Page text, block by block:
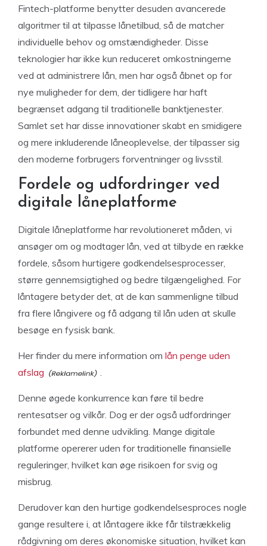
Fintech-platforme benytter desuden avancerede
algoritmer til at tilpasse lånetilbud, så de matcher
individuelle behov og omstændigheder. Disse
teknologier har ikke kun reduceret omkostningerne
ved at administrere lån, men har også åbnet op for
nye muligheder for dem, der tidligere har haft
begrænset adgang til traditionelle banktjenester.
Samlet set har disse innovationer skabt en smidigere
og mere inkluderende låneoplevelse, der tilpasser sig
den moderne forbrugers forventninger og livsstil.
Fordele og udfordringer ved
digitale låneplatforme
Digitale låneplatforme har revolutioneret måden, vi
ansøger om og modtager lån, ved at tilbyde en række
fordele, såsom hurtigere godkendelsesprocesser,
større gennemsigtighed og bedre tilgængelighed. For
låntagere betyder det, at de kan sammenligne tilbud
fra flere långivere og få adgang til lån uden at skulle
besøge en fysisk bank.
Her finder du mere information om lån penge uden
afslag
Denne øgede konkurrence kan føre til bedre
rentesatser og vilkår. Dog er der også udfordringer
forbundet med denne udvikling. Mange digitale
platforme opererer uden for traditionelle finansielle
reguleringer, hvilket kan øge risikoen for svig og
misbrug.
Derudover kan den hurtige godkendelsesproces nogle
gange resultere i, at låntagere ikke får tilstrækkelig
rådgivning om deres økonomiske situation, hvilket kan